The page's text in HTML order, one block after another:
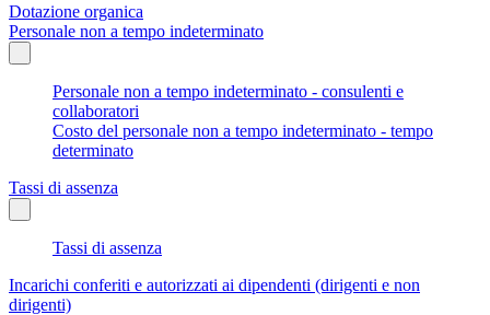
Dotazione organica
Personale non a tempo indeterminato
Personale non a tempo indeterminato - consulenti e
collaboratori
Costo del personale non a tempo indeterminato - tempo
determinato
Tassi di assenza
Tassi di assenza
Incarichi conferiti e autorizzati ai dipendenti (dirigenti e non
dirigenti)